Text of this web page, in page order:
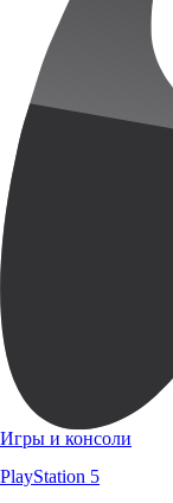
Игры и консоли
PlayStation 5